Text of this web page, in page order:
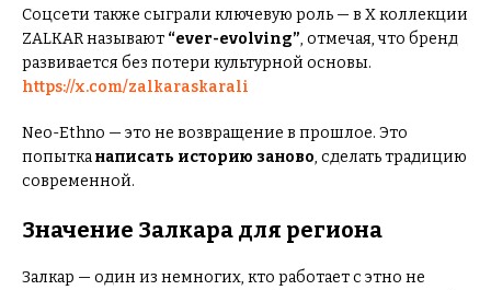
Соцсети также сыграли ключевую роль — в X коллекции
ZALKAR называют “ever-evolving”, отмечая, что бренд
развивается без потери культурной основы.
https://x.com/zalkaraskarali
Neo-Ethno — это не возвращение в прошлое. Это
попытканаписать историю заново, сделать традицию
современной.
Значение Залкара для региона
Залкар — один из немногих, кто работает с этно не